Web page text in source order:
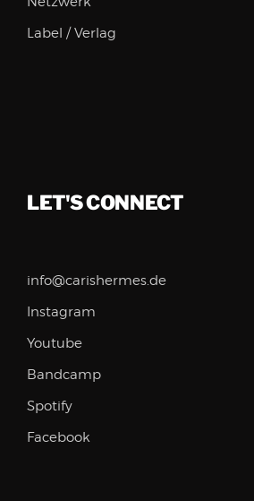
Label / Verlag
LET'S CONNECT
info@carishermes.de
Instagram
Youtube
Bandcamp
Spotify
Facebook